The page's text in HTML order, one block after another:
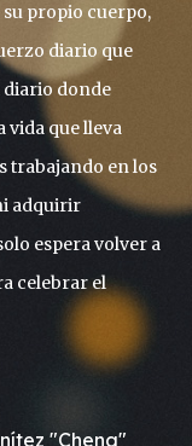
propio cuerpo,
diario que
diario donde
vida que lleva
trabajando en los
adquirir
espera volver a
celebrar el
"Chena"